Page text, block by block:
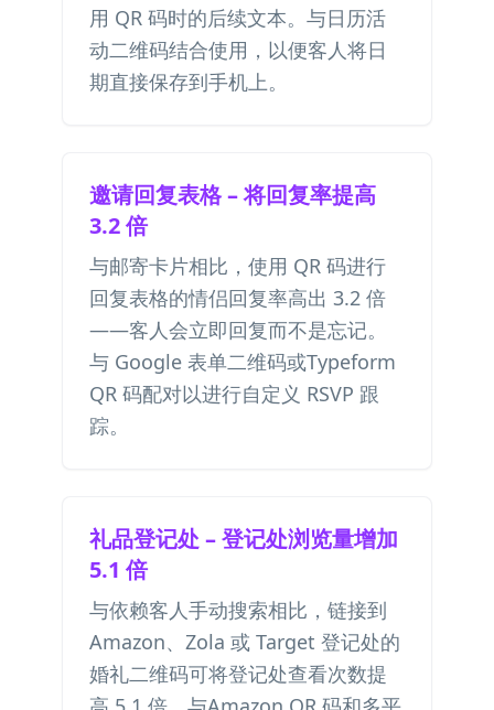
用 QR 码时的后续文本。与日历活
动二维码结合使用，以便客人将日
期直接保存到手机上。
邀请回复表格 – 将回复率提高
3.2 倍
与邮寄卡片相比，使用 QR 码进行
回复表格的情侣回复率高出 3.2 倍
——客人会立即回复而不是忘记。
与 Google 表单二维码或Typeform
QR 码配对以进行自定义 RSVP 跟
踪。
礼品登记处 – 登记处浏览量增加
5.1 倍
与依赖客人手动搜索相比，链接到
Amazon、Zola 或 Target 登记处的
婚礼二维码可将登记处查看次数提